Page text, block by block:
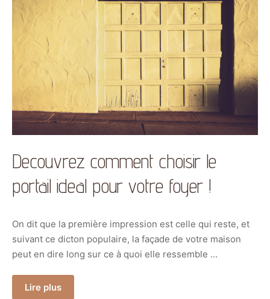
Decouvrez comment choisir le
portail ideal pour votre foyer !
On dit que la première impression est celle qui reste, et
suivant ce dicton populaire, la façade de votre maison
peut en dire long sur ce à quoi elle ressemble …
Lire plus